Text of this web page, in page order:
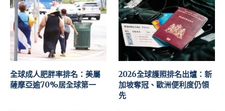
全球成人肥胖率排名：美屬
薩摩亞逾70%居全球第一
2026全球護照排名出爐：新
加坡奪冠、歐洲便利度仍領
先